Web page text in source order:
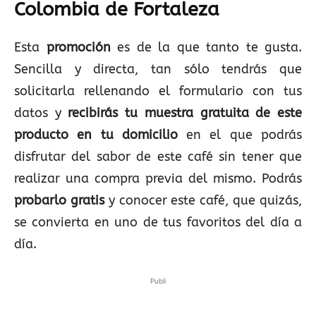
Colombia de Fortaleza
Esta promoción es de la que tanto te gusta.
Sencilla y directa, tan sólo tendrás que
solicitarla rellenando el formulario con tus
datos y recibirás tu muestra gratuita de este
producto en tu domicilioen el que podrás
disfrutar del sabor de este café sin tener que
realizar una compra previa del mismo. Podrás
probarlo gratisy conocer este café, que quizás,
se convierta en uno de tus favoritos del día a
día.
Publi